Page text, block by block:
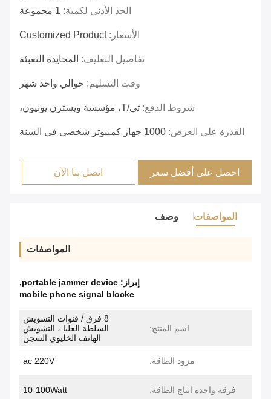
الحد الأدنى لكمية: 1 مجموعة
الأسعار:Customized Product
تفاصيل التغليف: المحايدة التعبئة
وقت التسليم: حوالي واحد شهر
شروط الدفع: تي/T، مؤسسة ويسترن يونيون،
القدرة على العرض: 1000 جهاز كمبيوتر شخصى في السنة
احصل على أفضل سعر اتصل بنا الآن
المواصفات وصف
المواصفات
إبراز: portable jammer device
,
mobile phone signal blocke
اسم المنتج:
8 فرق / قنوات التشويش
السلطة العليا ، التشويش
الهاتف الخليوي السجن
مزود الطاقة: ac 220V
فرقة واحدة انتاج الطاقة: 10-100Watt